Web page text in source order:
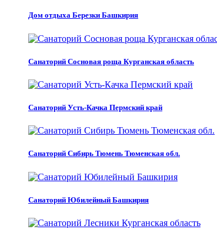
Дом отдыха Березки Башкирия
Санаторий Сосновая роща Курганская область
Санаторий Усть-Качка Пермский край
Санаторий Сибирь Тюмень Тюменская обл.
Санаторий Юбилейный Башкирия